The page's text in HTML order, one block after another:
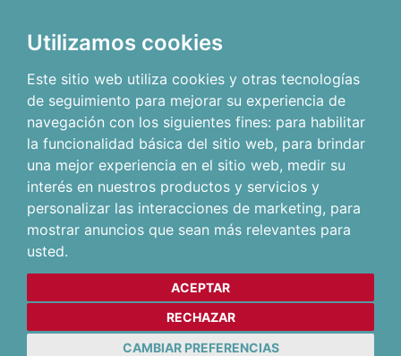
Utilizamos cookies
Este sitio web utiliza cookies y otras tecnologías
de seguimiento para mejorar su experiencia de
navegación con los siguientes fines: para habilitar
la funcionalidad básica del sitio web, para brindar
una mejor experiencia en el sitio web, medir su
interés en nuestros productos y servicios y
personalizar las interacciones de marketing, para
mostrar anuncios que sean más relevantes para
usted.
ACEPTAR
RECHAZAR
CAMBIAR PREFERENCIAS